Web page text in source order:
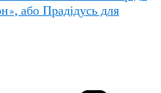
або Прадідусь для